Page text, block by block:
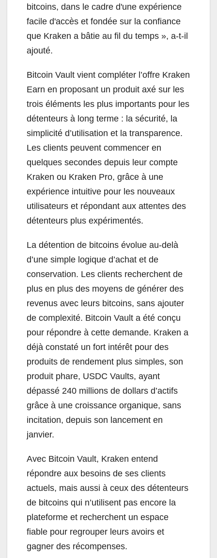
bitcoins, dans le cadre d'une expérience
facile d'accès et fondée sur la confiance
que Kraken a bâtie au fil du temps », a-t-il
ajouté.
Bitcoin Vault vient compléter l’offre Kraken
Earn en proposant un produit axé sur les
trois éléments les plus importants pour les
détenteurs à long terme : la sécurité, la
simplicité d’utilisation et la transparence.
Les clients peuvent commencer en
quelques secondes depuis leur compte
Kraken ou Kraken Pro, grâce à une
expérience intuitive pour les nouveaux
utilisateurs et répondant aux attentes des
détenteurs plus expérimentés.
La détention de bitcoins évolue au-delà
d’une simple logique d’achat et de
conservation. Les clients recherchent de
plus en plus des moyens de générer des
revenus avec leurs bitcoins, sans ajouter
de complexité. Bitcoin Vault a été conçu
pour répondre à cette demande. Kraken a
déjà constaté un fort intérêt pour des
produits de rendement plus simples, son
produit phare, USDC Vaults, ayant
dépassé 240 millions de dollars d’actifs
grâce à une croissance organique, sans
incitation, depuis son lancement en
janvier.
Avec Bitcoin Vault, Kraken entend
répondre aux besoins de ses clients
actuels, mais aussi à ceux des détenteurs
de bitcoins qui n’utilisent pas encore la
plateforme et recherchent un espace
fiable pour regrouper leurs avoirs et
gagner des récompenses.